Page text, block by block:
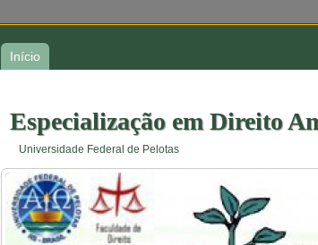
Início
Especialização em Direito
Universidade Federal de Pelotas